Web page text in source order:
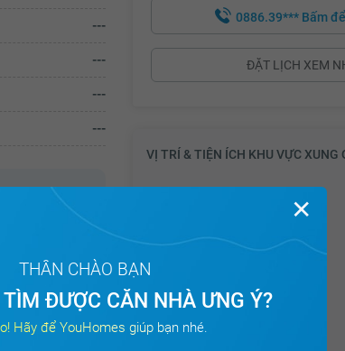
---
---
---
---
mua bán,
vực sầm
15.17 tỷ
15.19 tỷ
15.25 tỷ
15.27 tỷ
15.33 tỷ
0886.39*** Bấm
ĐẶT LỊCH XEM
VỊ TRÍ & TIỆN ÍCH KHU VỰC XUNG
✕
THÂN CHÀO BẠN
ĐƯỢC CĂN NHÀ ƯNG Ý?
Hãy để YouHomes giúp bạn nhé.